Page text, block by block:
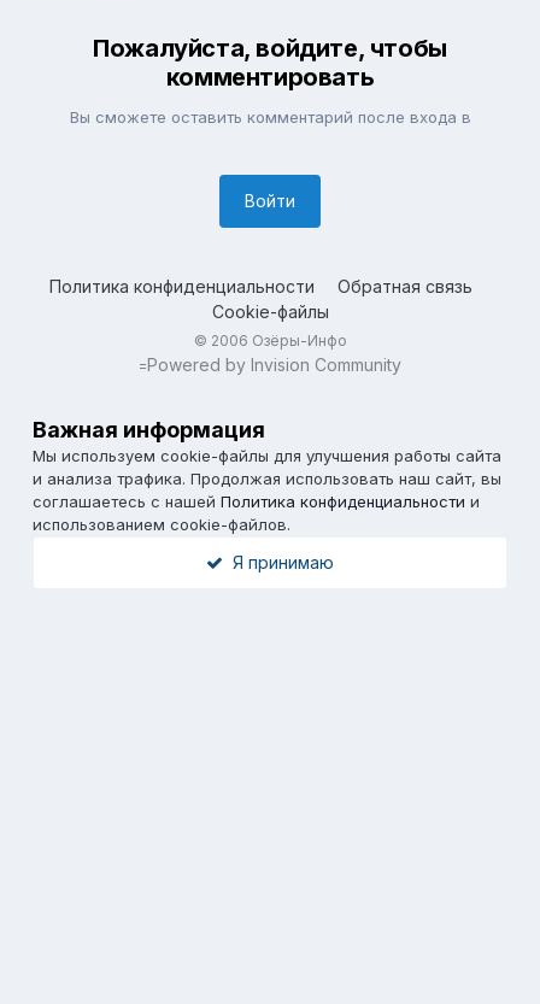
Пожалуйста, войдите, чтобы
комментировать
Вы сможете оставить комментарий после входа в
Войти
Политика конфиденциальности
Обратная связь
Cookie-файлы
© 2006 Озёры-Инфо
=Powered by Invision Community
Важная информация
Мы используем cookie-файлы для улучшения работы сайта
и анализа трафика. Продолжая использовать наш сайт, вы
соглашаетесь с нашей Политика конфиденциальности и
использованием cookie-файлов.
Я принимаю